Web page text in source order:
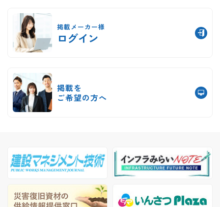
掲載メーカー様
ログイン
掲載を
ご希望の方へ